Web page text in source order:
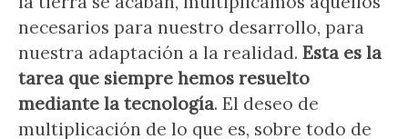
necesarios para nuestro desarrollo, para
nuestra adaptación a la realidad. Esta es la
tarea que siempre hemos resuelto
mediante la tecnología. El deseo de
multiplicación de lo que es, sobre todo de